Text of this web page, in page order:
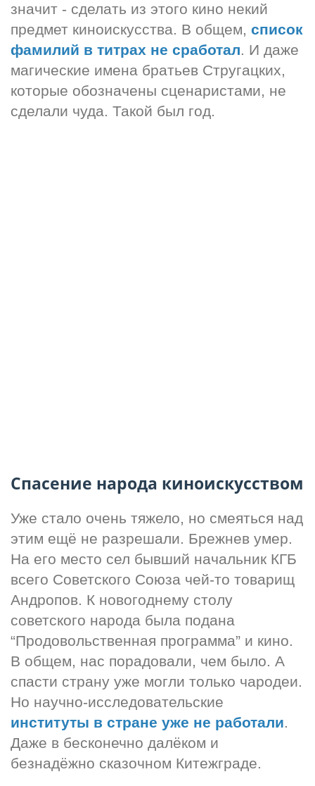
значит - сделать из этого кино некий
предмет киноискусства. В общем, список
фамилий в титрах не сработал. И даже
магические имена братьев Стругацких,
которые обозначены сценаристами, не
сделали чуда. Такой был год.
Спасение народа киноискусством
Уже стало очень тяжело, но смеяться над
этим ещё не разрешали. Брежнев умер.
На его место сел бывший начальник КГБ
всего Советского Союза чей-то товарищ
Андропов. К новогоднему столу
советского народа была подана
“Продовольственная программа” и кино.
В общем, нас порадовали, чем было. А
спасти страну уже могли только чародеи.
институты в стране уже не работали.
Даже в бесконечно далёком и
безнадёжно сказочном Китежграде.